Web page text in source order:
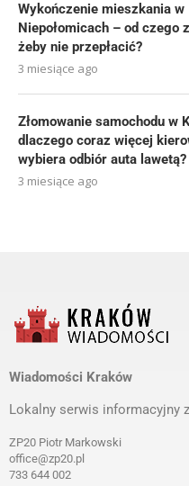
Wykończenie mieszkania w
Niepołomicach – od czego
żeby nie przepłacić?
3 miesiące ago
Złomowanie samochodu w
dlaczego coraz więcej
wybiera odbiór auta lawetą?
3 miesiące ago
Wiadomości Kraków
Lokalny serwis informacyjny
ZP20 Piotr Markowski
office@zp20.pl
733 644 002